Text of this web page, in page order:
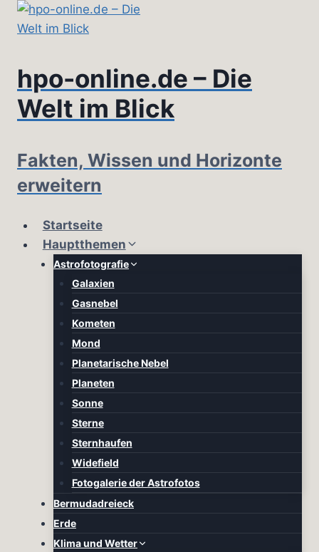
Zum
Inhalt
hpo-online.de – Die
Welt im Blick
Fakten, Wissen und Horizonte
erweitern
Startseite
Hauptthemen
Astrofotografie
Galaxien
Gasnebel
Kometen
Mond
Planetarische Nebel
Planeten
Sonne
Sterne
Sternhaufen
Widefield
Fotogalerie der Astrofotos
Bermudadreieck
Erde
Klima und Wetter